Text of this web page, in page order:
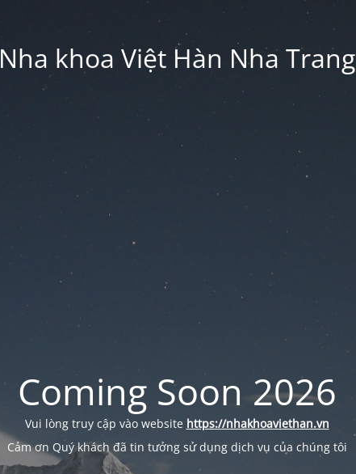
Nha khoa Việt Hàn Nha Trang
Coming Soon 2026
Vui lòng truy cập vào website https://nhakhoaviethan.vn
Cảm ơn Quý khách đã tin tưởng sử dụng dịch vụ của chúng tôi